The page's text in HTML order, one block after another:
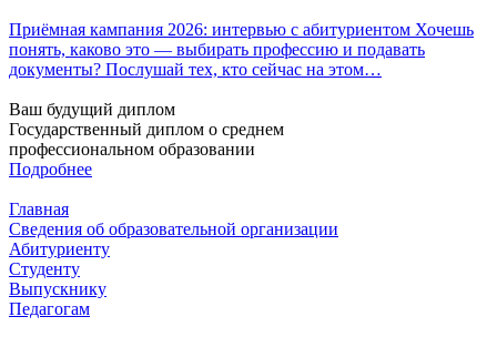
Приёмная кампания 2026: интервью с абитуриентом Хочешь
понять, каково это — выбирать профессию и подавать
документы? Послушай тех, кто сейчас на этом…
Ваш будущий диплом
Государственный диплом о среднем
профессиональном образовании
Подробнее
Главная
Сведения об образовательной организации
Абитуриенту
Студенту
Выпускнику
Педагогам